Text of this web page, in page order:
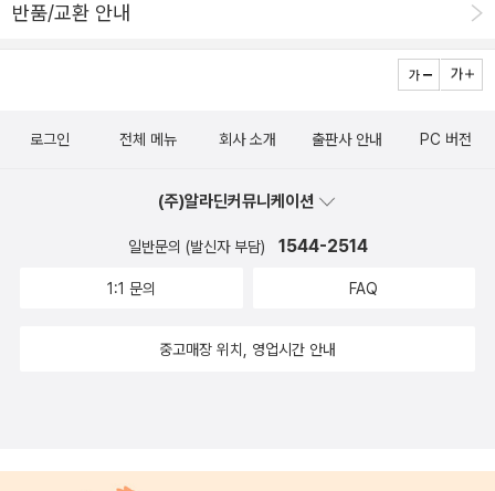
반품/교환 안내
로그인 전체 메뉴 회사 소개 출판사 안내 PC 버전
(주)알라딘커뮤니케이션
일반문의 (발신자 부담) 1544-2514
1:1 문의 FAQ
중고매장 위치, 영업시간 안내